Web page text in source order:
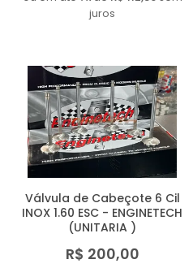
juros
Válvula de Cabeçote 6 Cil
INOX 1.60 ESC - ENGINETECH
(UNITARIA )
R$ 200,00